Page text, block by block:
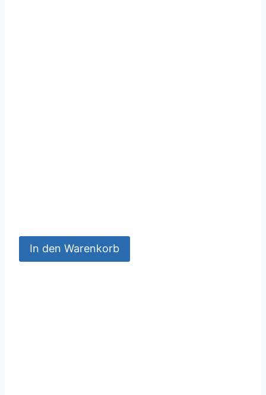
In den Warenkorb